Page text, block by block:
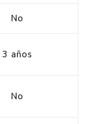
No
3 años
No